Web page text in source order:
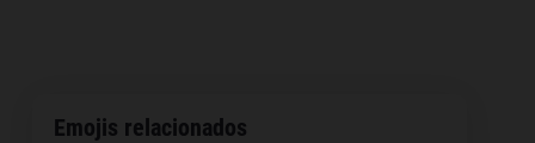
Emojis relacionados